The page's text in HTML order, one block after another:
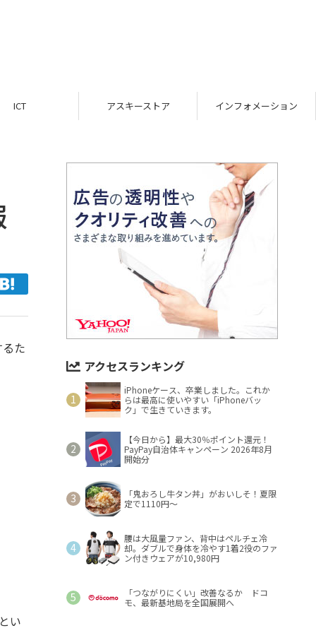
ICT アスキーストア インフォメーション
た
い
アクセスランキング
iPhoneケース、卒業しました。これか
らは最高に使いやすい「iPhoneバッ
ク」で生きていきます。
【今日から】最大30％ポイント還元！
PayPay自治体キャンペーン 2026年8月
開始分
「鬼おろし牛タン丼」がおいしそ！夏限
定で1110円～
腰は大風量ファン、背中はペルチェ冷
却。ダブルで身体を冷やす1着2役のファ
ン付きウェアが10,980円
「つながりにくい」改善なるか ドコ
モ、最新基地局を全国展開へ